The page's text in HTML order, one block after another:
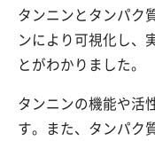
タンニンとタンパク
ンにより可視化し、
とがわかりました。
タンニンの機能や活
す。また、タンパク